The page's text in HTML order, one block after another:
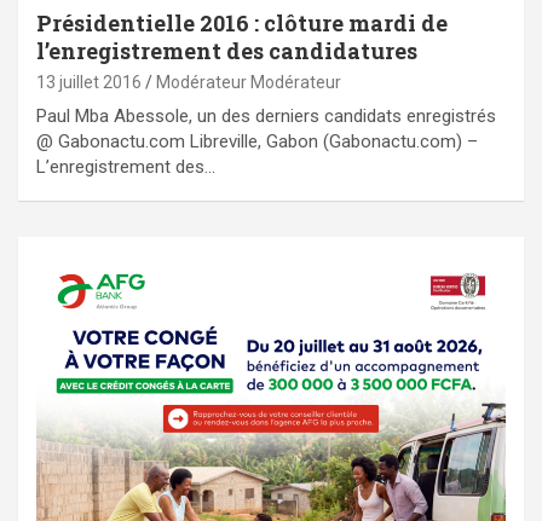
Présidentielle 2016 : clôture mardi de
l’enregistrement des candidatures
13 juillet 2016 Modérateur Modérateur
Paul Mba Abessole, un des derniers candidats enregistrés
@ Gabonactu.com Libreville, Gabon (Gabonactu.com) –
L’enregistrement des…